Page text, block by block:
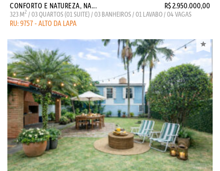
CONFORTO E NATUREZA, NA... R$ 2.950.000,00
323 M2 / 03 QUARTOS (01 SUITE) / 03 BANHEIROS / 01 LAVABO / 04 VAGAS
RU: 9757 - ALTO DA LAPA